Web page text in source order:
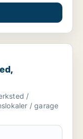
til salg i
Amager
/
/ garage